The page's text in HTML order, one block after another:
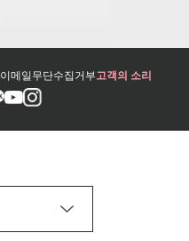
이메일무단수집거부고객의 소리